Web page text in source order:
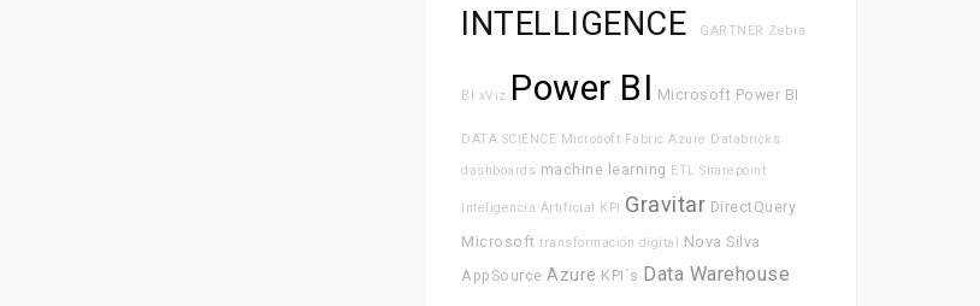
INTELLIGENCE
GARTNER Zebra
BI xViz Power BI Microsoft Power BI
DATA SCIENCE Microsoft Fabric Azure Databricks
dashboards machine learning ETL Sharepoint
Inteligencia Artificial KPI Gravitar DirectQuery
Microsoft transformación digital Nova Silva
AppSource Azure KPI´s Data Warehouse